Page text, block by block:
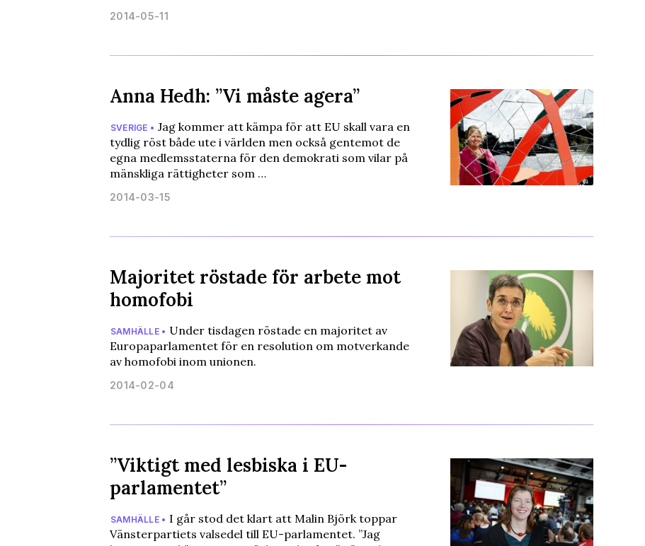
2014-05-11
Anna Hedh: ”Vi måste agera”
SVERIGE • Jag kommer att kämpa för att EU skall vara en
tydlig röst både ute i världen men också gentemot de
egna medlemsstaterna för den demokrati som vilar på
mänskliga rättigheter som …
2014-03-15
Majoritet röstade för arbete mot
homofobi
SAMHÄLLE • Under tisdagen röstade en majoritet av
Europaparlamentet för en resolution om motverkande
av homofobi inom unionen.
2014-02-04
”Viktigt med lesbiska i EU-
parlamentet”
SAMHÄLLE • I går stod det klart att Malin Björk toppar
Vänsterpartiets valsedel till EU-parlamentet. ”Jag